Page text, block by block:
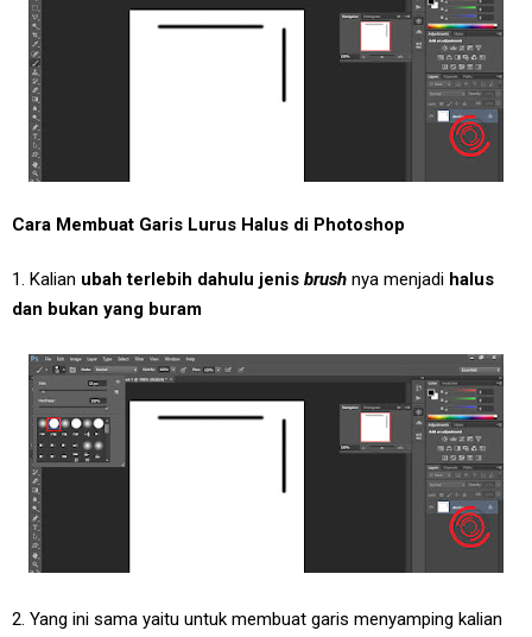
Cara Membuat Garis Lurus Halus di Photoshop
1. Kalian ubah terlebih dahulu jenis brush nya menjadi halus
dan bukan yang buram
2. Yang ini sama yaitu untuk membuat garis menyamping kalian